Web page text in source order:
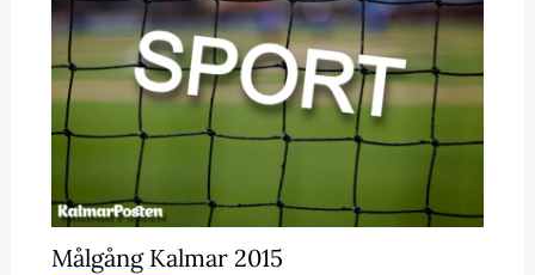
Målgång Kalmar 2015